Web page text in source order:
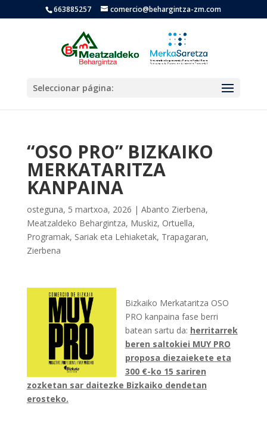
663885257 comercio@behargintza-zm.com
Seleccionar página:
“OSO PRO” BIZKAIKO
MERKATARITZA
KANPAINA
osteguna, 5 martxoa, 2026 | Abanto Zierbena,
Meatzaldeko Behargintza, Muskiz, Ortuella,
Programak, Sariak eta Lehiaketak, Trapagaran,
Zierbena
Bizkaiko Merkataritza OSO
PRO kanpaina fase berri
batean sartu da: herritarrek
beren saltokiei MUY PRO
proposa diezaiekete eta
300 €-ko 15 sariren
zozketan sar daitezke Bizkaiko dendetan
erosteko.